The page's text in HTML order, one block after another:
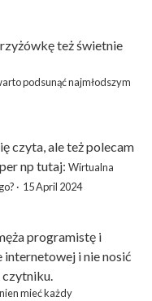
też świetnie
podsunąć najmłodszym
czyta, ale też polecam
np tutaj: Wirtualna
· 15 April 2024
programistę i
internetowej i nie nosić
czytniku.
mieć każdy